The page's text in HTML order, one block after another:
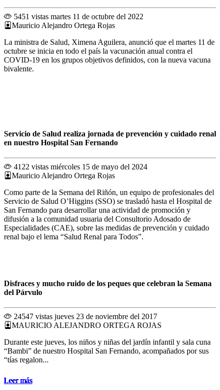
Leer más
Leer más
5451 vistas martes 11 de octubre del 2022
Mauricio Alejandro Ortega Rojas
La ministra de Salud, Ximena Aguilera, anunció que el martes 11 de
octubre se inicia en todo el país la vacunación anual contra el
COVID-19 en los grupos objetivos definidos, con la nueva vacuna
bivalente.
Leer más
Servicio de Salud realiza jornada de prevención y cuidado renal
en nuestro Hospital San Fernando
4122 vistas miércoles 15 de mayo del 2024
Mauricio Alejandro Ortega Rojas
Como parte de la Semana del Riñón, un equipo de profesionales del
Servicio de Salud O’Higgins (SSO) se trasladó hasta el Hospital de
San Fernando para desarrollar una actividad de promoción y
difusión a la comunidad usuaria del Consultorio Adosado de
Especialidades (CAE), sobre las medidas de prevención y cuidado
renal bajo el lema “Salud Renal para Todos”.
Leer más
Disfraces y mucho ruido de los peques que celebran la Semana
del Párvulo
24547 vistas jueves 23 de noviembre del 2017
MAURICIO ALEJANDRO ORTEGA ROJAS
Durante este jueves, los niños y niñas del jardín infantil y sala cuna
“Bambi” de nuestro Hospital San Fernando, acompañados por sus
“tías regalon...
Leer más
Leer más
Leer más
Leer más
Leer más
Leer más
Leer más
Leer más